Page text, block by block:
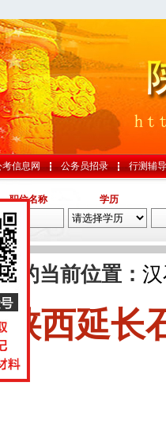
考信息网 公务员招录 行测辅导
职位名称 学历
的当前位置：
陕西延长